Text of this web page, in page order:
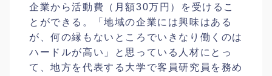
企業から活動費（月額30万円）を受けるこ
とができる。「地域の企業には興味はある
が、何の縁もないところでいきなり働くのは
ハードルが高い」と思っている人材にとっ
て、地方を代表する大学で客員研究員を務め